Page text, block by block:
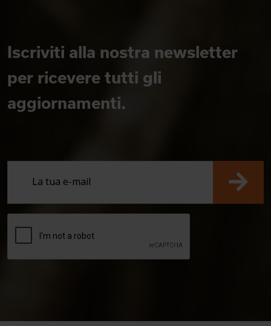
Iscriviti alla nostra newsletter
per ricevere tutti gli
aggiornamenti.